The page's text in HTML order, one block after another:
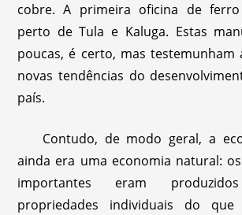
cobre. A primeira oficina de
perto de Tula e Kaluga. Estas
poucas, é certo, mas testemunham
novas tendências do
país.
Contudo, de modo geral, a
ainda era uma economia natural:
importantes eram
propriedades individuais do